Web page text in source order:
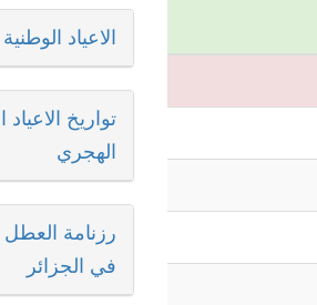
الاعياد الوطنية
تواريخ الاعياد
الهجري
رزنامة العطل
في الجزائر